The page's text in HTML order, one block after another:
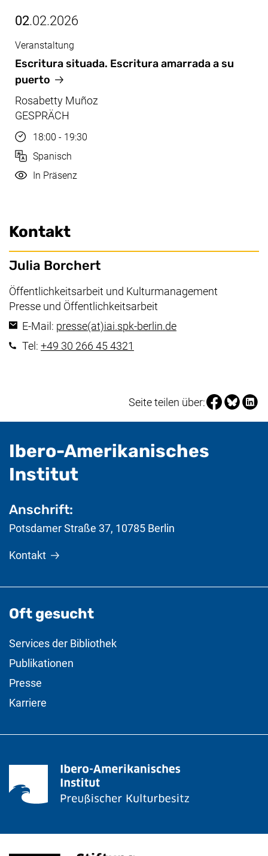
02.02.2026
Feb, 02.02.2026
Escritura situada. Escritura amarrada a su
puerto
Veranstaltung
Rosabetty Muñoz
GESPRÄCH
Uhrzeit
18:00 - 19:30
Sprache
Spanisch
Durchführung
In Präsenz
Kontakt
Julia Borchert
Arbeitsbereich:
Öffentlichkeitsarbeit und Kulturmanagement
Presse und Öffentlichkeitsarbeit
E-Mail: presse​(at)​iai.spk-berlin.de(öffnet Ihr E-Mail-
Tel: +49 30 266 45 4321
Seite teilen über:Seite über
Seite
Ibero-Amerikanisches
Institut- nützliche
Anschrift:
Potsdamer Straße 37, 10785 Berlin
Kontakt
Oft gesucht
Services der Bibliothek
Publikationen
Presse
Karriere